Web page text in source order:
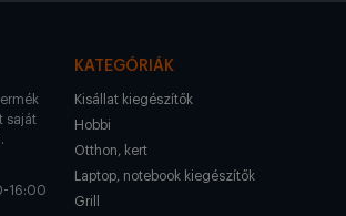
saját
16:00
KATEGÓRIÁK
Kisállat kiegészítők
Hobbi
Otthon, kert
Laptop, notebook kiegészítők
Grill